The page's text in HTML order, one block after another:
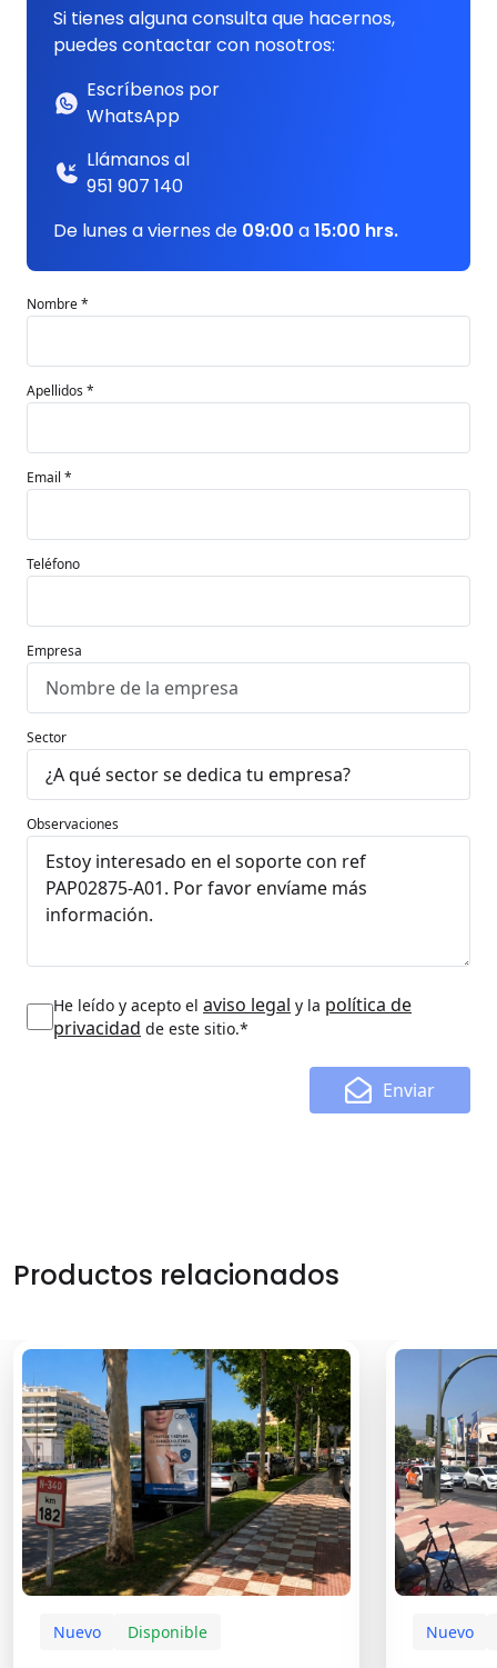
Si tienes alguna consulta que hacernos,
puedes contactar con nosotros:
Escríbenos por
WhatsApp
Llámanos al
951 907 140
De lunes a viernes de 09:00 a15:00 hrs.
Nombre *
Apellidos *
Email *
Teléfono
Empresa
Sector
Observaciones
He leído y acepto el aviso legal y la política de
privacidad de este sitio.*
Enviar
Productos relacionados
Nuevo Disponible Nuevo